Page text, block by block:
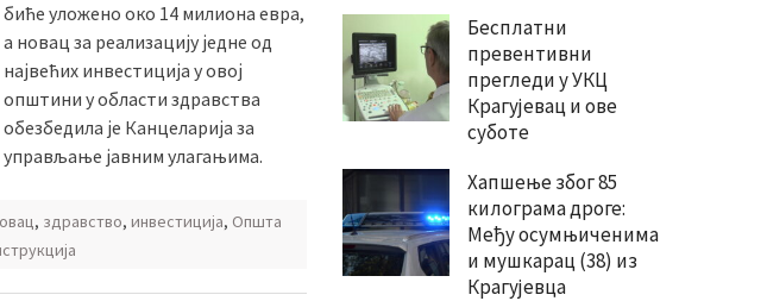
биће уложено око 14 милиона евра,
а новац за реализацију једне од
највећих инвестиција у овој
општини у области здравства
обезбедила је Канцеларија за
управљање јавним улагањима.
, здравство, инвестиција, Општа
Бесплатни
превентивни
прегледи у УКЦ
Крагујевац и ове
суботе
Хапшење због 85
килограма дроге:
Међу осумњиченима
и мушкарац (38) из
Крагујевца